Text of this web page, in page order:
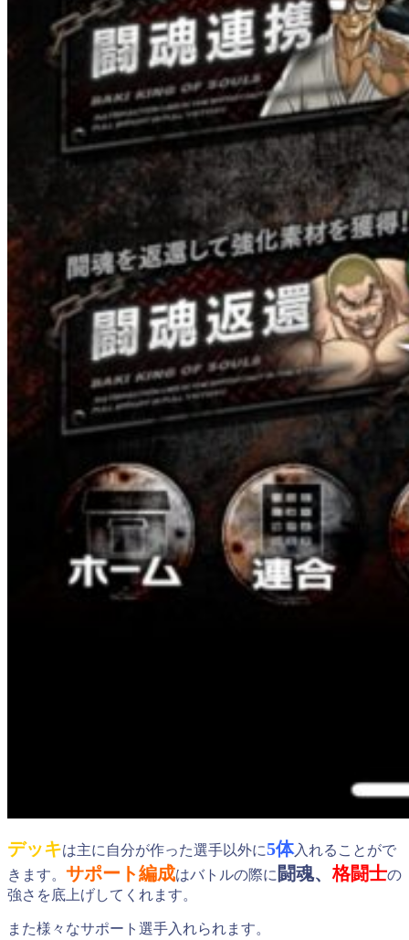
デッキは主に自分が作った選手以外に5体入れることがで
きます。 サポート編成はバトルの際に 闘魂、格闘士の
強さを底上げしてくれます。
また様々なサポート選手入れられます。